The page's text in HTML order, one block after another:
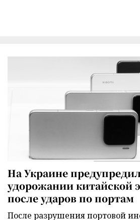
На Украине
удорожании китайской
после ударов по портам
После разрушения портовой